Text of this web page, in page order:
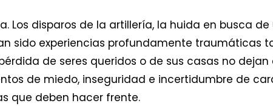
Los disparos de la artillería, la huida en busca
sido experiencias profundamente traumáticas
de seres queridos o de sus casas no
de miedo, inseguridad e incertidumbre de
que deben hacer frente.